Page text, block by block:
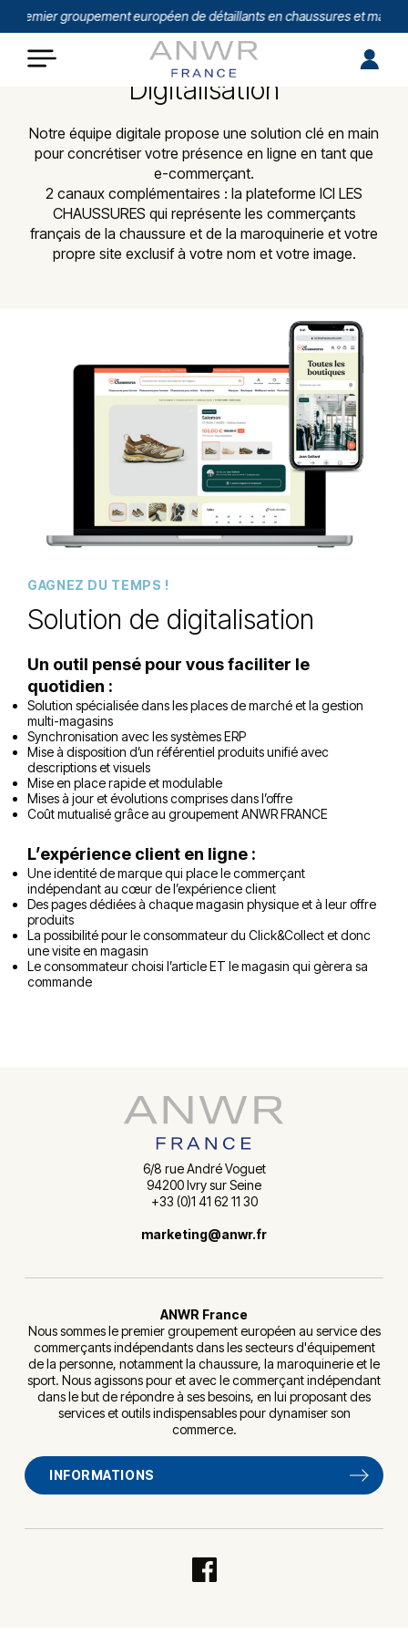
Premier groupement européen de détaillants en chaussures et
Digitalisation
Notre équipe digitale propose une solution clé en main
pour concrétiser votre présence en ligne en tant que
e-commerçant.
2 canaux complémentaires : la plateforme ICI LES
CHAUSSURES qui représente les commerçants
français de la chaussure et de la maroquinerie et votre
propre site exclusif à votre nom et votre image.
GAGNEZ DU TEMPS !
Solution de digitalisation
Un outil pensé pour vous faciliter le
quotidien :
Solution spécialisée dans les places de marché et la gestion
multi-magasins
Synchronisation avec les systèmes ERP
Mise à disposition d’un référentiel produits unifié avec
descriptions et visuels
Mise en place rapide et modulable
Mises à jour et évolutions comprises dans l’offre
Coût mutualisé grâce au groupement ANWR FRANCE
L’expérience client en ligne :
Une identité de marque qui place le commerçant
indépendant au cœur de l’expérience client
Des pages dédiées à chaque magasin physique et à leur offre
produits
La possibilité pour le consommateur du Click&Collect et donc
une visite en magasin
Le consommateur choisi l’article ET le magasin qui gèrera sa
commande
6/8 rue André Voguet
94200 Ivry sur Seine
+33 (0)1 41 62 11 30
marketing@anwr.fr
ANWR France
Nous sommes le premier groupement européen au service des
commerçants indépendants dans les secteurs d'équipement
de la personne, notamment la chaussure, la maroquinerie et le
sport. Nous agissons pour et avec le commerçant indépendant
dans le but de répondre à ses besoins, en lui proposant des
services et outils indispensables pour dynamiser son
commerce.
INFORMATIONS